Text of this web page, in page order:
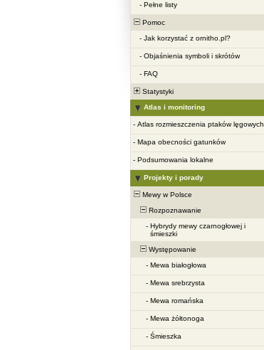
- Pełne listy
Pomoc
- Jak korzystać z ornitho.pl?
- Objaśnienia symboli i skrótów
- FAQ
Statystyki
Atlas i monitoring
- Atlas rozmieszczenia ptaków lęgowych
- Mapa obecności gatunków
- Podsumowania lokalne
Projekty i porady
Mewy w Polsce
Rozpoznawanie
- Hybrydy mewy czarnogłowej i
śmieszki
Występowanie
- Mewa białogłowa
- Mewa srebrzysta
- Mewa romańska
- Mewa żółtonoga
- Śmieszka